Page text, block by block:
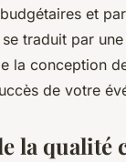
et
traduit par une
la conception
de votre
la qualité